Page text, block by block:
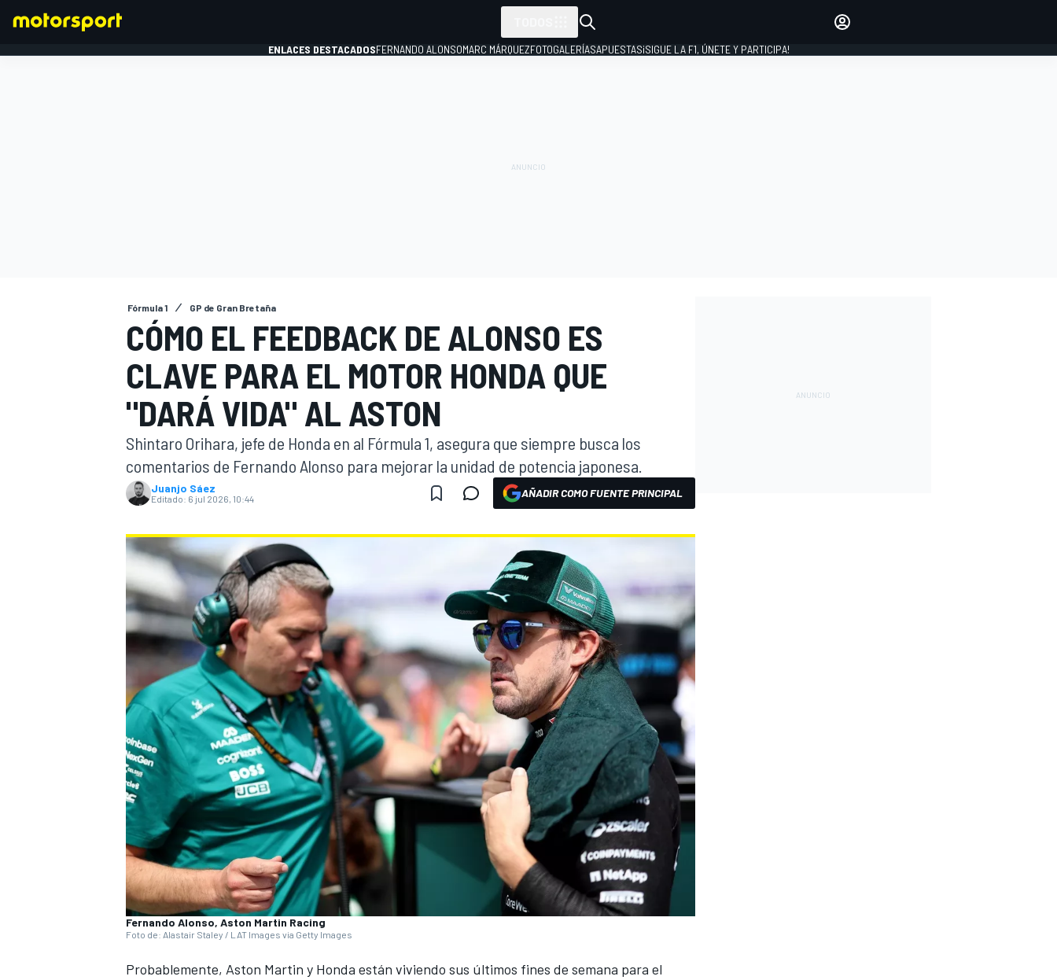
WEC FÓRMULA E
ENLACES DESTACADOSFERNANDO ALONSOMARC MÁRQUEZFOTOGALERÍASAPUESTAS¡SIGUE LA F1, ÚNETE Y PARTICIPA!
Fórmula 1 GP de Gran Bretaña
CÓMO EL FEEDBACK DE ALONSO ES
CLAVE PARA EL MOTOR HONDA QUE
"DARÁ VIDA" AL ASTON
Shintaro Orihara, jefe de Honda en al Fórmula 1, asegura que siempre busca los
comentarios de Fernando Alonso para mejorar la unidad de potencia japonesa.
Juanjo Sáez
Editado: 6 jul 2026, 10:44 AÑADIR COMO FUENTE PRINCIPAL
Fernando Alonso, Aston Martin Racing
Foto de: Alastair Staley / LAT Images via Getty Images
Probablemente, Aston Martin y Honda están viviendo sus últimos fines de semana para el